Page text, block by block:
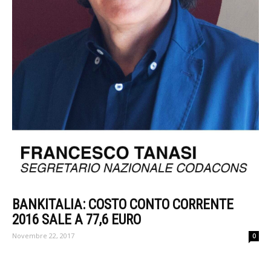
BANKITALIA: COSTO CONTO CORRENTE
2016 SALE A 77,6 EURO
Novembre 22, 2017 0